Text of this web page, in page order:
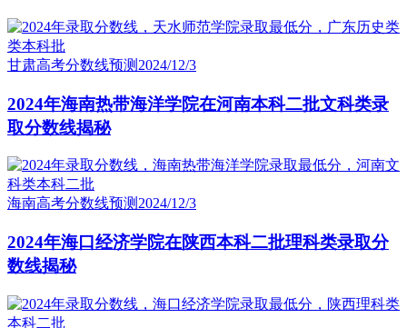
甘肃高考分数线预测 2024/12/3
2024年海南热带海洋学院在河南本科二批文科类录
取分数线揭秘
海南高考分数线预测 2024/12/3
2024年海口经济学院在陕西本科二批理科类录取分
数线揭秘